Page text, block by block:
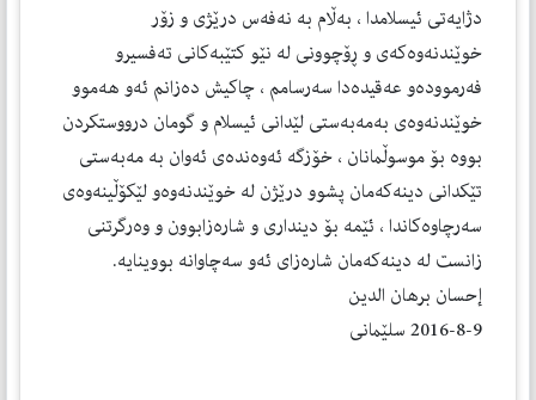
دژایه‌تی ئیسلامدا ، به‌ڵام به‌ نه‌فه‌س درێژی و زۆر
خوێندنه‌وه‌كه‌ی و ڕۆچوونی له‌ نێو كتێبه‌كانی ته‌فسیرو
فه‌رمووده‌و عه‌قیده‌دا سه‌رسامم ، چاكیش ده‌زانم ئه‌و هه‌موو
خوێندنه‌وه‌ی به‌مه‌به‌ستی لێدانی ئیسلام و گومان درووستكردن
بووه‌ بۆ موسوڵمانان ، خۆزگه‌ ئه‌وه‌نده‌ی ئه‌وان به‌ مه‌به‌ستی
تێكدانی دینه‌كه‌مان پشوو درێژن له‌ خوێندنه‌وه‌و لێكۆڵینه‌وه‌ی
سه‌رچاوه‌كاندا ، ئێمه‌ بۆ دینداری و شاره‌زابوون و وه‌رگرتنی
زانست له‌ دینه‌كه‌مان شاره‌زای‌ ئه‌و سه‌چاوانه‌ بووینایه‌.
إحسان برهان الدین
2016-8-9 سلێمانی